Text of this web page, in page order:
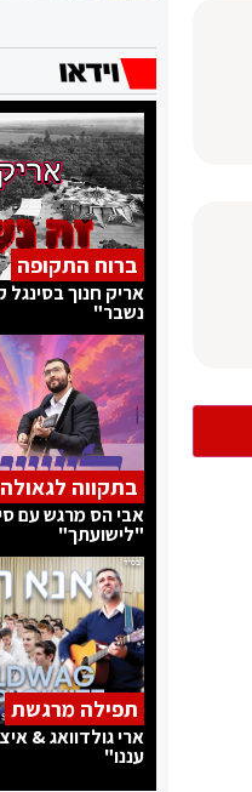
ברוח התקופה
אריק חנוך בסינגל
נשבר"
בתקווה
אבי הס מרגש עם
"לישועתך"
תפילה מרגשת
ארי גולדוואג &
עננו"